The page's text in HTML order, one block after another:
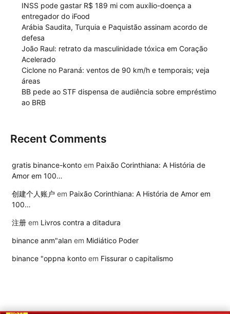
INSS pode gastar R$ 189 mi com auxílio-doença a
entregador do iFood
Arábia Saudita, Turquia e Paquistão assinam acordo de
defesa
João Raul: retrato da masculinidade tóxica em Coração
Acelerado
Ciclone no Paraná: ventos de 90 km/h e temporais; veja
áreas
BB pede ao STF dispensa de audiência sobre empréstimo
ao BRB
Recent Comments
gratis binance-konto em Paixão Corinthiana: A História de
Amor em 100…
创建个人账户 em Paixão Corinthiana: A História de Amor em
100…
注册 em Livros contra a ditadura
binance anm"alan em Midiático Poder
binance "oppna konto em Fissurar o capitalismo